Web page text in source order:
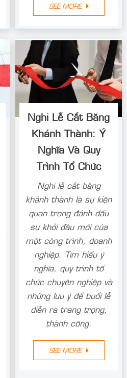
SEE MORE
Nghi Lễ Cắt Băng
Khánh Thành: Ý
Nghĩa Và Quy
Trình Tổ Chức
Nghi lễ cắt băng
khánh thành là sự kiện
quan trọng đánh dấu
sự khởi đầu mới của
một công trình, doanh
nghiệp. Tìm hiểu ý
nghĩa, quy trình tổ
chức chuyên nghiệp và
những lưu ý để buổi lễ
diễn ra trang trọng,
thành công.
SEE MORE